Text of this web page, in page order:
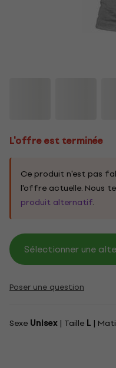
L'offre est terminée
Ce produit n'est pas
l'offre actuelle. Nous
produit alternatif.
Sélectionner une
Poser une question
Sexe Unisex | Taille L |